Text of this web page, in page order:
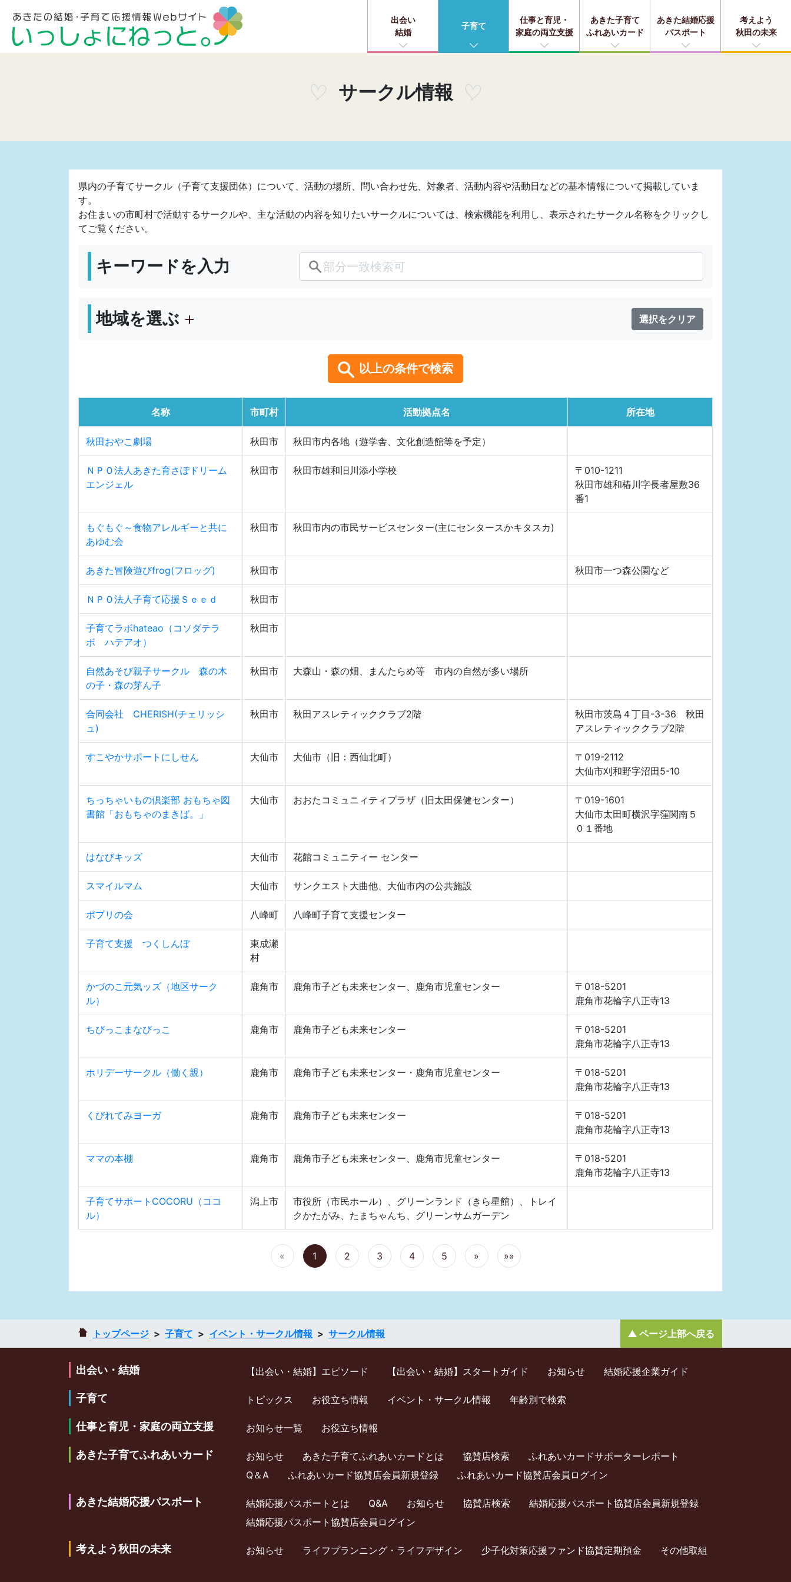
出会い
結婚
子育て
仕事と育児・
家庭の両立支援
あきた子育て
ふれあいカード
あきた結婚応援
パスポート
考えよう
秋田の未来
サークル情報
県内の子育てサークル（子育て支援団体）について、活動の場所、問い合わせ先、対象者、活動内容や活動日などの基本情報について掲載していま
す。
お住まいの市町村で活動するサークルや、主な活動の内容を知りたいサークルについては、検索機能を利用し、表示されたサークル名称をクリックし
てご覧ください。
キーワードを入力
地域を選ぶ 選択をクリア
以上の条件で検索
名称 市町村 活動拠点名 所在地
秋田おやこ劇場 秋田市 秋田市内各地（遊学舎、文化創造館等を予定）
ＮＰＯ法人あきた育さぽドリーム
エンジェル
秋田市 秋田市雄和旧川添小学校
〒010-1211
秋田市雄和椿川字長者屋敷36
番1
もぐもぐ～食物アレルギーと共に
あゆむ会
秋田市 秋田市内の市民サービスセンター(主にセンタースかキタスカ)
あきた冒険遊びfrog(フロッグ) 秋田市 秋田市一つ森公園など
ＮＰＯ法人子育て応援Ｓｅｅｄ 秋田市
子育てラボhateao（コソダテラ
ボ ハテアオ）
秋田市
自然あそび親子サークル 森の木
の子・森の芽ん子
秋田市 大森山・森の畑、まんたらめ等 市内の自然が多い場所
合同会社 CHERISH(チェリッシ
ュ)
秋田市 秋田アスレティッククラブ2階
秋田市茨島４丁目-3-36 秋田
アスレティッククラブ2階
すこやかサポートにしせん 大仙市 大仙市（旧：西仙北町）
〒019-2112
大仙市刈和野字沼田5-10
ちっちゃいもの倶楽部 おもちゃ図
書館「おもちゃのまきば。」
大仙市 おおたコミュニィティプラザ（旧太田保健センター）
〒019-1601
大仙市太田町横沢字窪関南５
０１番地
はなびキッズ 大仙市 花館コミュニティー センター
スマイルマム 大仙市 サンクエスト大曲他、大仙市内の公共施設
ポプリの会 八峰町 八峰町子育て支援センター
子育て支援 つくしんぼ
東成瀬
村
かづのこ元気ッズ（地区サーク
ル）
鹿角市 鹿角市子ども未来センター、鹿角市児童センター
〒018-5201
鹿角市花輪字八正寺13
ちびっこまなびっこ 鹿角市 鹿角市子ども未来センター
〒018-5201
鹿角市花輪字八正寺13
ホリデーサークル（働く親） 鹿角市 鹿角市子ども未来センター・鹿角市児童センター
〒018-5201
鹿角市花輪字八正寺13
くびれてみヨーガ 鹿角市 鹿角市子ども未来センター
〒018-5201
鹿角市花輪字八正寺13
ママの本棚 鹿角市 鹿角市子ども未来センター、鹿角市児童センター
〒018-5201
鹿角市花輪字八正寺13
子育てサポートCOCORU（ココ
ル）
潟上市
市役所（市民ホール）、グリーンランド（きら星館）、トレイ
クかたがみ、たまちゃんち、グリーンサムガーデン
« 1 2 3 4 5 » »»
トップページ 子育て イベント・サークル情報 サークル情報 ページ上部へ戻る
出会い・結婚 【出会い・結婚】エピソード 【出会い・結婚】スタートガイド お知らせ 結婚応援企業ガイド
子育て トピックス お役立ち情報 イベント・サークル情報 年齢別で検索
仕事と育児・家庭の両立支援 お知らせ一覧 お役立ち情報
あきた子育てふれあいカード お知らせ あきた子育てふれあいカードとは 協賛店検索
ふれあいカードサポーターレポート
Q＆A
ふれあいカード協賛店会員新規登録 ふれあいカード協賛店会員ログイン
あきた結婚応援パスポート 結婚応援パスポートとは Q&A お知らせ 協賛店検索
結婚応援パスポート協賛店会員新規登録
結婚応援パスポート協賛店会員ログイン
考えよう秋田の未来 お知らせ ライフプランニング・ライフデザイン 少⼦化対策応援ファンド協賛定期預⾦ その他取組